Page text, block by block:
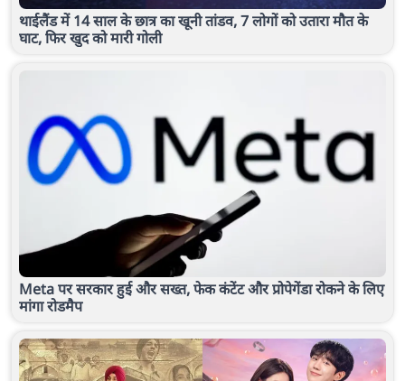
थाईलैंड में 14 साल के छात्र का खूनी तांडव, 7 लोगों को उतारा मौत के
घाट, फिर खुद को मारी गोली
Meta पर सरकार हुई और सख्त, फेक कंटेंट और प्रोपेगेंडा रोकने के लिए
मांगा रोडमैप